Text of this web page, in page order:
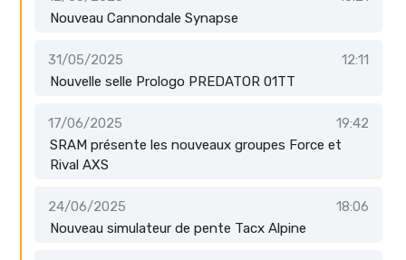
Nouveau Cannondale Synapse
31/05/2025
12:11
Nouvelle selle Prologo PREDATOR 01TT
17/06/2025
19:42
SRAM présente les nouveaux groupes Force et
Rival AXS
24/06/2025
18:06
Nouveau simulateur de pente Tacx Alpine